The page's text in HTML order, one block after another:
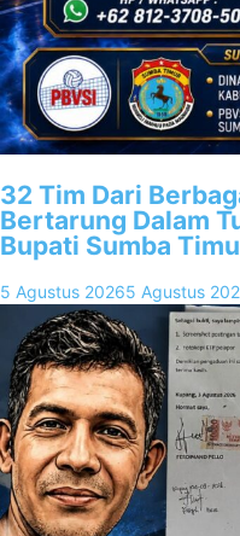
32 Tim Dari
Bertarung Dalam
Bupati Sumba
5 Agustus 20265 Agustus